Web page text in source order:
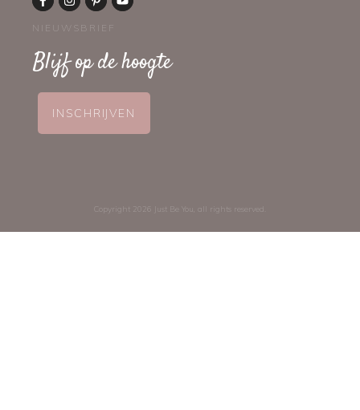
NIEUWSBRIEF
Blijf op de hoogte
INSCHRIJVEN
Copyright 2026 Just Be You , all rights reserved.